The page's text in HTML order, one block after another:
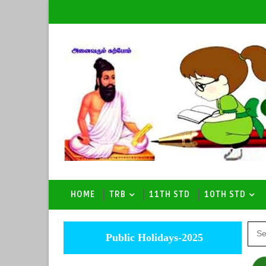
HOME TRB 11TH STD 10TH STD
Public Holidays-2025